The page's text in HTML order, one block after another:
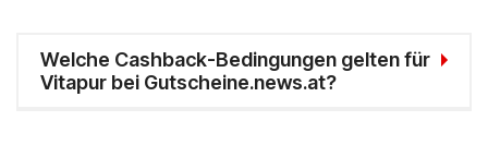
Welche Cashback-Bedingungen gelten für
Vitapur bei Gutscheine.news.at?